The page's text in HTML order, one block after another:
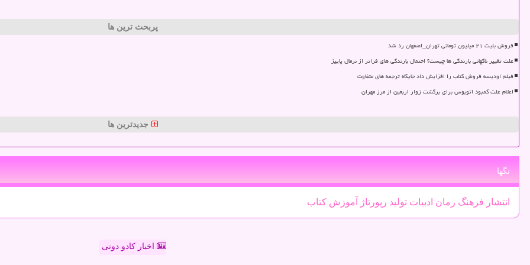
پربحث ترین ها
فروش بلیت ۲۱ میلیون تومانی تهران_اصفهان رد شد
علت تغییر ناگهانی بارندگی ها چیست؟ احتمال بارندگی های فراتر از نرمال پاییز
فیلم اودیسه فروش کتاب را افزایش داد جایگاه ترجمه های متفاوت
اعلام علت کمبود اتوبوس برای برگشت زوار اربعین از مرز مهران
جدیدترین ها
تگها
انتشار فرهنگ رمان ادبیات تولید رپورتاژ آموزش كتاب
اخبار کادو دونی